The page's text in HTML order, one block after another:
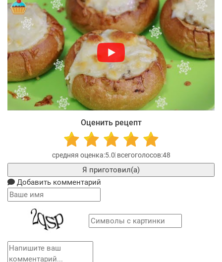
Оценить рецепт
5.0 48
Я приготовил(а)
Добавить комментарий